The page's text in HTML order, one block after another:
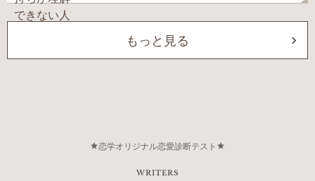
もっと見る
恋学オリジナル恋愛診断テスト
WRITERS